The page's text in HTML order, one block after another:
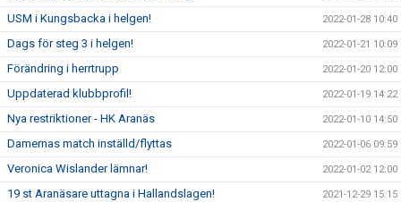
USM i Kungsbacka i helgen! 2022-01-28 10:40
Dags för steg 3 i helgen! 2022-01-21 10:09
Förändring i herrtrupp 2022-01-20 12:00
Uppdaterad klubbprofil! 2022-01-19 14:22
Nya restriktioner - HK Aranäs 2022-01-10 14:50
Damernas match inställd/flyttas 2022-01-06 09:59
Veronica Wislander lämnar! 2022-01-02 12:00
19 st Aranäsare uttagna i Hallandslagen! 2021-12-29 15:15